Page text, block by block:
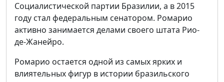
Социалистической партии Бразилии, а в 2015
году стал федеральным сенатором. Ромарио
активно занимается делами своего штата Рио-
де-Жанейро.
Ромарио остается одной из самых ярких и
влиятельных фигур в истории бразильского